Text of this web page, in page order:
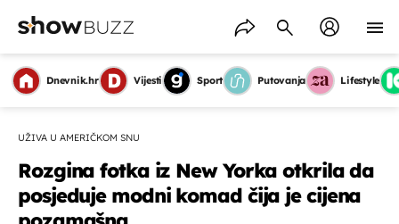
Dnevnik.hr Vijesti Sport Putovanja Lifestyle
UŽIVA U AMERIČKOM SNU
Rozgina fotka iz New Yorka otkrila da
posjeduje modni komad čija je cijena